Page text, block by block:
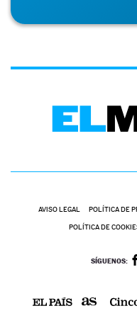
AVISO LEGAL POLÍTICA DE
POLÍTICA DE
SÍGUENOS: